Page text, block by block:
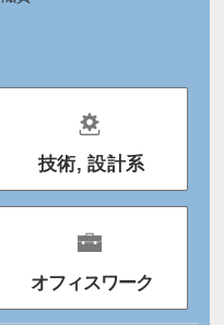
技術, 設計系
オフィスワーク